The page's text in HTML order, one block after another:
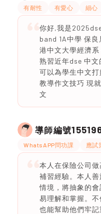
有耐性 有愛心 細心
你好,我是
band 1A中學 保
港中文大學經濟
熟習近年dse 中
可以為學生中文
教導作文技巧 現
文
導師編號
WhatsAPP問功課 應試
本人在保險公司
補習經驗。本人
情境，將抽象的
易理解和掌握。不
也能幫助他們牢